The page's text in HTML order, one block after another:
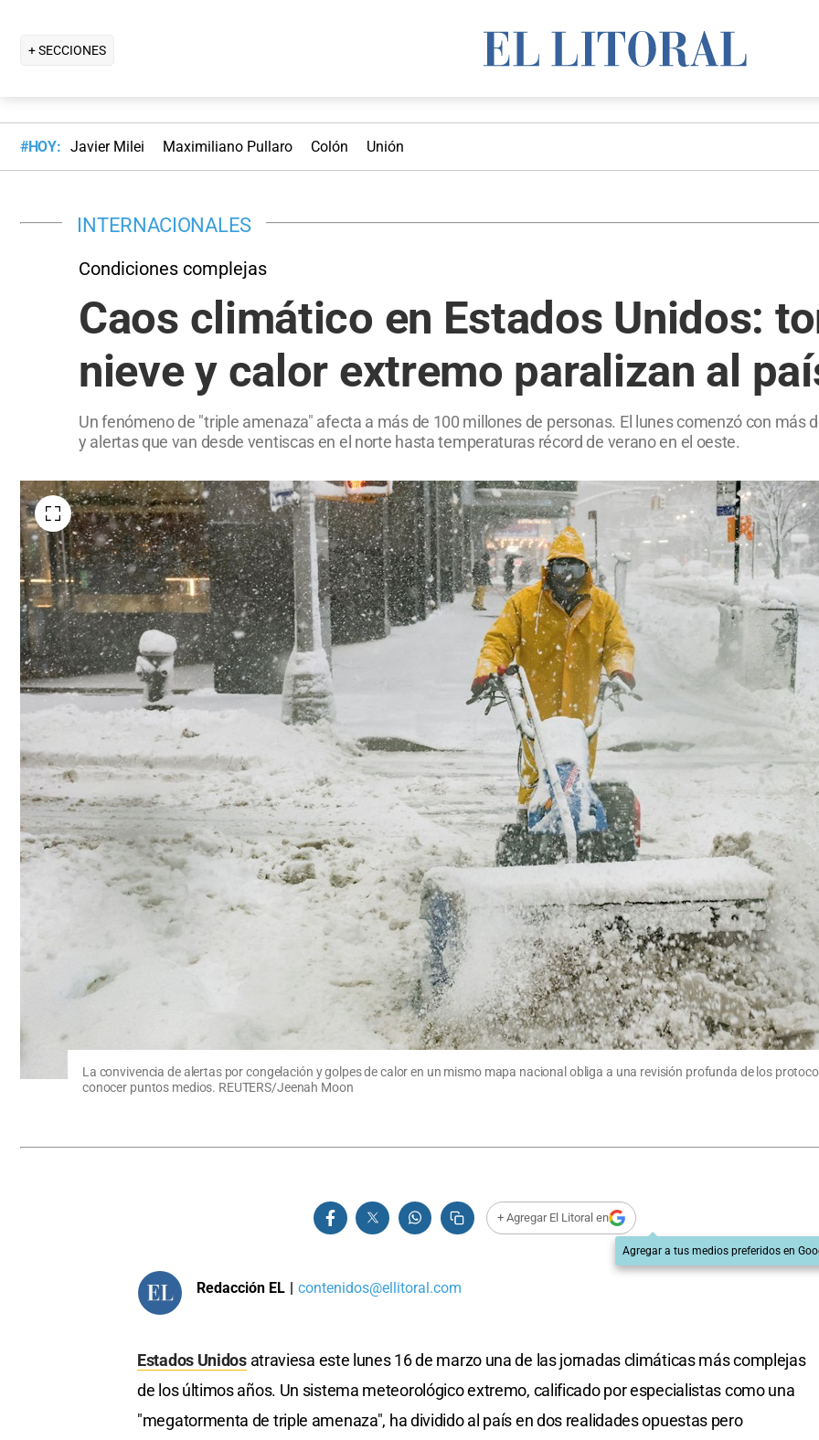
+ SECCIONES
#HOY: Javier Milei Maximiliano Pullaro Colón Unión
INTERNACIONALES
Condiciones complejas
Caos climático en Estados Unidos:
nieve y calor extremo paralizan al
Un fenómeno de "triple amenaza" afecta a más de 100 millones de personas. El lunes comenzó con más
y alertas que van desde ventiscas en el norte hasta temperaturas récord de verano en el oeste.
La convivencia de alertas por congelación y golpes de calor en un mismo mapa nacional obliga a una revisión profunda de los
conocer puntos medios. REUTERS/Jeenah Moon
+ Agregar El Litoral en
Agregar a tus medios preferidos en
Redacción EL | contenidos@ellitoral.com
Estados Unidosatraviesa este lunes 16 de marzo una de las jornadas climáticas más complejas
de los últimos años. Un sistema meteorológico extremo, calificado por especialistas como una
"megatormenta de triple amenaza", ha dividido al país en dos realidades opuestas pero